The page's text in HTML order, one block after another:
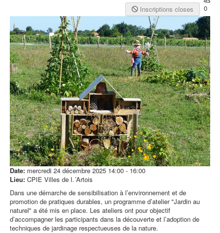
Inscriptions closes
0
Date: mercredi 24 décembre 2025 14:00 - 16:00
Lieu: CPIE Villes de l.´Artois
Dans une démarche de sensibilisation à l’environnement et de
promotion de pratiques durables, un programme d’atelier "Jardin au
naturel" a été mis en place. Les ateliers ont pour objectif
d’accompagner les participants dans la découverte et l’adoption de
techniques de jardinage respectueuses de la nature.